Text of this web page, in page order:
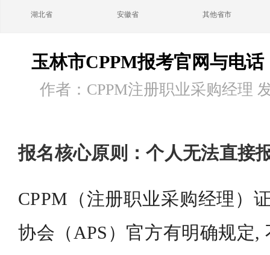
湖北省 安徽省 其他省市
玉林市CPPM报考官网与电
作者：CPPM注册职业采购经理
报名核心原则：个人无法直接
CPPM（注册职业采购经理）
协会（APS）官方有明确规定,